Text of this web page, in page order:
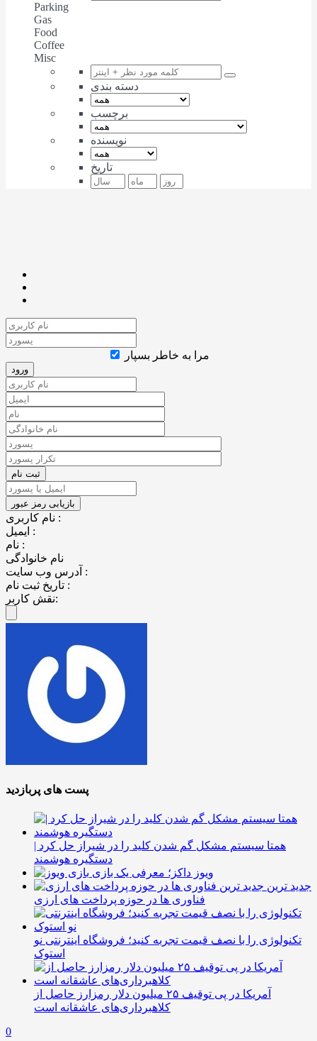
Parking
Gas
Food
Coffee
Misc
دسته بندی
برچسب
نویسنده
تاریخ
مرا به خاطر بسپار
نام کاربری :
ایمیل :
نام :
نام خانوادگی
آدرس وب سایت :
تاریخ ثبت نام :
نقش کاربر:
پست های پربازدید
همتا سیستم مشکل گم شدن کلید را در شیراز حل کرد |
دستگیره هوشمند
ویوز داکز؛ معرفی یک بازی
جدید ترین
فناوری ها در حوزه پرداخت های ارزی
تکنولوژی را با نصف قیمت تجربه کنید؛ فروشگاه اینترنتی نو
استوک
آمریکا در پی توقیف ۲۵ میلیون دلار رمزارز حاصل از
کلاهبرداری‌های عاشقانه است
0